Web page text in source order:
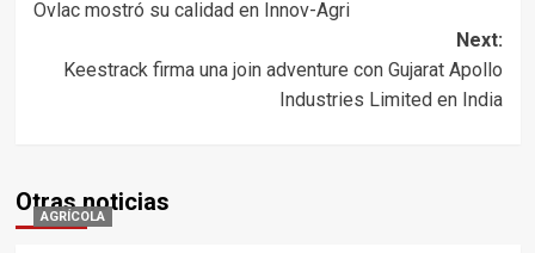
Ovlac mostró su calidad en Innov-Agri
Next:
Keestrack firma una join adventure con Gujarat Apollo
Industries Limited en India
Otras noticias
AGRÍCOLA